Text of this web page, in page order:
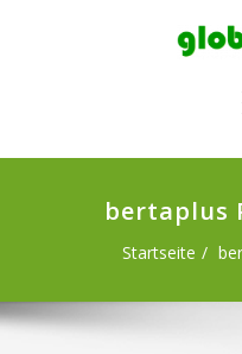
bertaplus
Startseite